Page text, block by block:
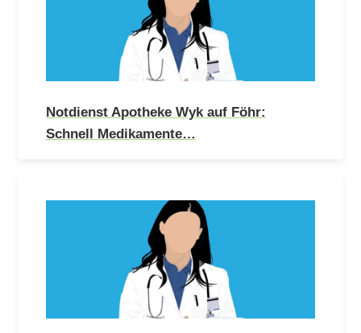
Notdienst Apotheke Wyk auf Föhr:
Schnell Medikamente…